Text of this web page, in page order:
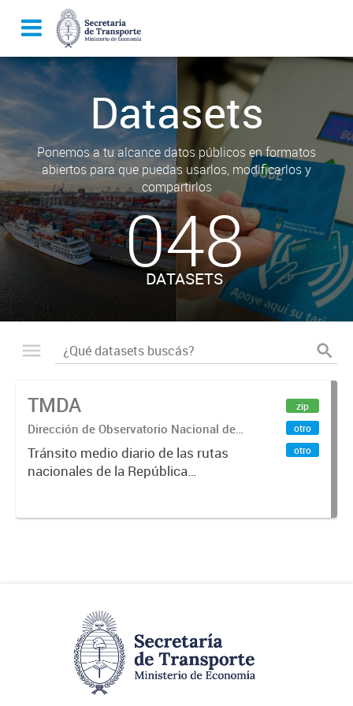
Datasets
Ponemos a tu alcance datos públicos en formatos
abiertos para que puedas usarlos, modificarlos y
compartirlos
048
DATASETS
TMDA
Dirección de Observatorio Nacional de
Transporte
Tránsito medio diario de las rutas
nacionales de la República
2017.
zip
otro
otro